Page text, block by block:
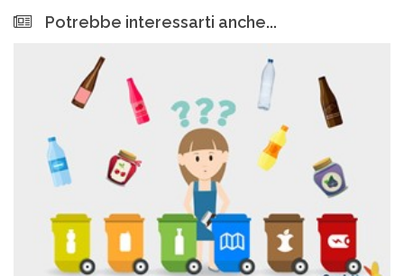
Potrebbe interessarti anche...